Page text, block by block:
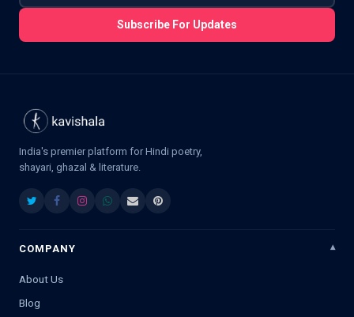
Subscribe For Updates
India's premier platform for Hindi poetry,
shayari, ghazal & literature.
COMPANY
About Us
Blog